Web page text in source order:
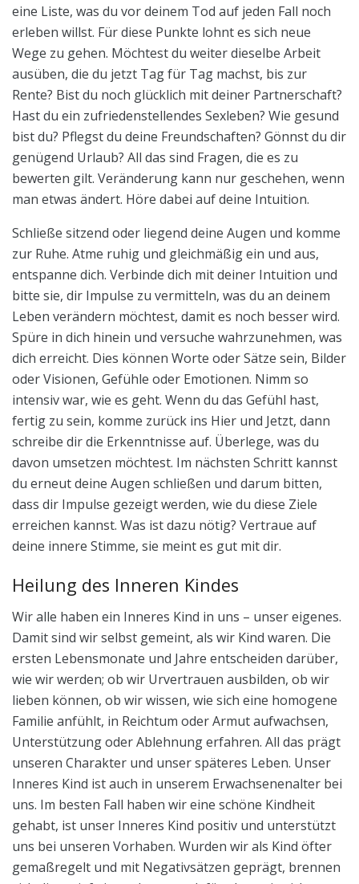
eine Liste, was du vor deinem Tod auf jeden Fall noch
erleben willst. Für diese Punkte lohnt es sich neue
Wege zu gehen. Möchtest du weiter dieselbe Arbeit
ausüben, die du jetzt Tag für Tag machst, bis zur
Rente? Bist du noch glücklich mit deiner Partnerschaft?
Hast du ein zufriedenstellendes Sexleben? Wie gesund
bist du? Pflegst du deine Freundschaften? Gönnst du dir
genügend Urlaub? All das sind Fragen, die es zu
bewerten gilt. Veränderung kann nur geschehen, wenn
man etwas ändert. Höre dabei auf deine Intuition.
Schließe sitzend oder liegend deine Augen und komme
zur Ruhe. Atme ruhig und gleichmäßig ein und aus,
entspanne dich. Verbinde dich mit deiner Intuition und
bitte sie, dir Impulse zu vermitteln, was du an deinem
Leben verändern möchtest, damit es noch besser wird.
Spüre in dich hinein und versuche wahrzunehmen, was
dich erreicht. Dies können Worte oder Sätze sein, Bilder
oder Visionen, Gefühle oder Emotionen. Nimm so
intensiv war, wie es geht. Wenn du das Gefühl hast,
fertig zu sein, komme zurück ins Hier und Jetzt, dann
schreibe dir die Erkenntnisse auf. Überlege, was du
davon umsetzen möchtest. Im nächsten Schritt kannst
du erneut deine Augen schließen und darum bitten,
dass dir Impulse gezeigt werden, wie du diese Ziele
erreichen kannst. Was ist dazu nötig? Vertraue auf
deine innere Stimme, sie meint es gut mit dir.
Heilung des Inneren Kindes
Wir alle haben ein Inneres Kind in uns – unser eigenes.
Damit sind wir selbst gemeint, als wir Kind waren. Die
ersten Lebensmonate und Jahre entscheiden darüber,
wie wir werden; ob wir Urvertrauen ausbilden, ob wir
lieben können, ob wir wissen, wie sich eine homogene
Familie anfühlt, in Reichtum oder Armut aufwachsen,
Unterstützung oder Ablehnung erfahren. All das prägt
unseren Charakter und unser späteres Leben. Unser
Inneres Kind ist auch in unserem Erwachsenenalter bei
uns. Im besten Fall haben wir eine schöne Kindheit
gehabt, ist unser Inneres Kind positiv und unterstützt
uns bei unseren Vorhaben. Wurden wir als Kind öfter
gemaßregelt und mit Negativsätzen geprägt, brennen